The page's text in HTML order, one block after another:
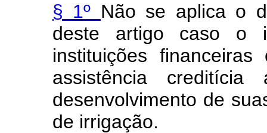
§ 1º Não se aplica o
deste artigo caso o
instituições
assistência
desenvolvimento de
de irrigação.